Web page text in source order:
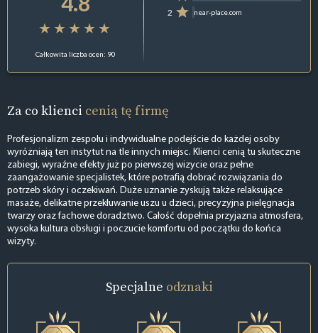
Całkowita liczba ocen: 90
2 near-place.com
Za co klienci cenią tę firmę
Profesjonalizm zespołu i indywidualne podejście do każdej osoby
wyróżniają ten instytut na tle innych miejsc. Klienci cenią tu skuteczne
zabiegi, wyraźne efekty już po pierwszej wizycie oraz pełne
zaangażowanie specjalistek, które potrafią dobrać rozwiązania do
potrzeb skóry i oczekiwań. Duże uznanie zyskują także relaksujące
masaże, delikatne przekłuwanie uszu u dzieci, precyzyjna pielęgnacja
twarzy oraz fachowe doradztwo. Całość dopełnia przyjazna atmosfera,
wysoka kultura obsługi i poczucie komfortu od początku do końca
wizyty.
Specjalne odznaki